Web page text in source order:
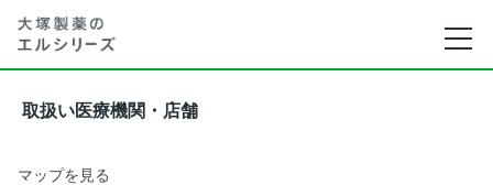
取扱い医療機関・店舗
マップを見る